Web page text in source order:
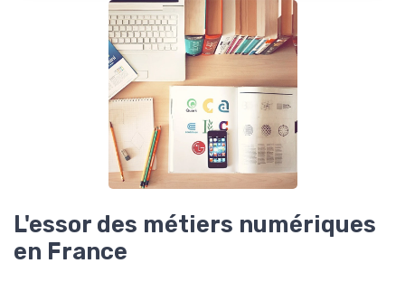
L'essor des métiers numériques
en France